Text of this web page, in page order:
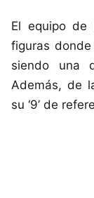
El equipo de
figuras donde
siendo una
Además, de
su ‘9’ de